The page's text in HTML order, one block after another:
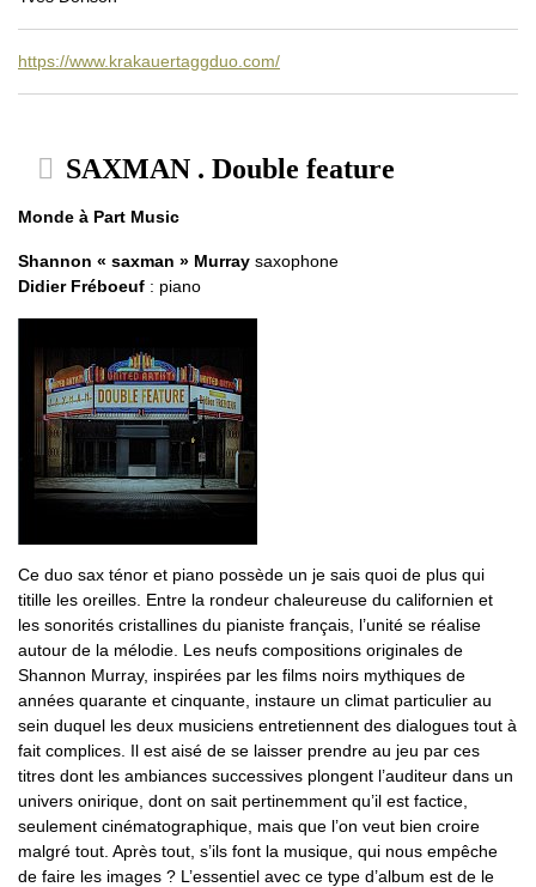
https://www.krakauertaggduo.com/
SAXMAN . Double feature
Monde à Part Music
Shannon « saxman » Murray saxophone
Didier Fréboeuf : piano
Ce duo sax ténor et piano possède un je sais quoi de plus qui
titille les oreilles. Entre la rondeur chaleureuse du californien et
les sonorités cristallines du pianiste français, l’unité se réalise
autour de la mélodie. Les neufs compositions originales de
Shannon Murray, inspirées par les films noirs mythiques de
années quarante et cinquante, instaure un climat particulier au
sein duquel les deux musiciens entretiennent des dialogues tout à
fait complices. Il est aisé de se laisser prendre au jeu par ces
titres dont les ambiances successives plongent l’auditeur dans un
univers onirique, dont on sait pertinemment qu’il est factice,
seulement cinématographique, mais que l’on veut bien croire
malgré tout. Après tout, s’ils font la musique, qui nous empêche
de faire les images ? L’essentiel avec ce type d’album est de le